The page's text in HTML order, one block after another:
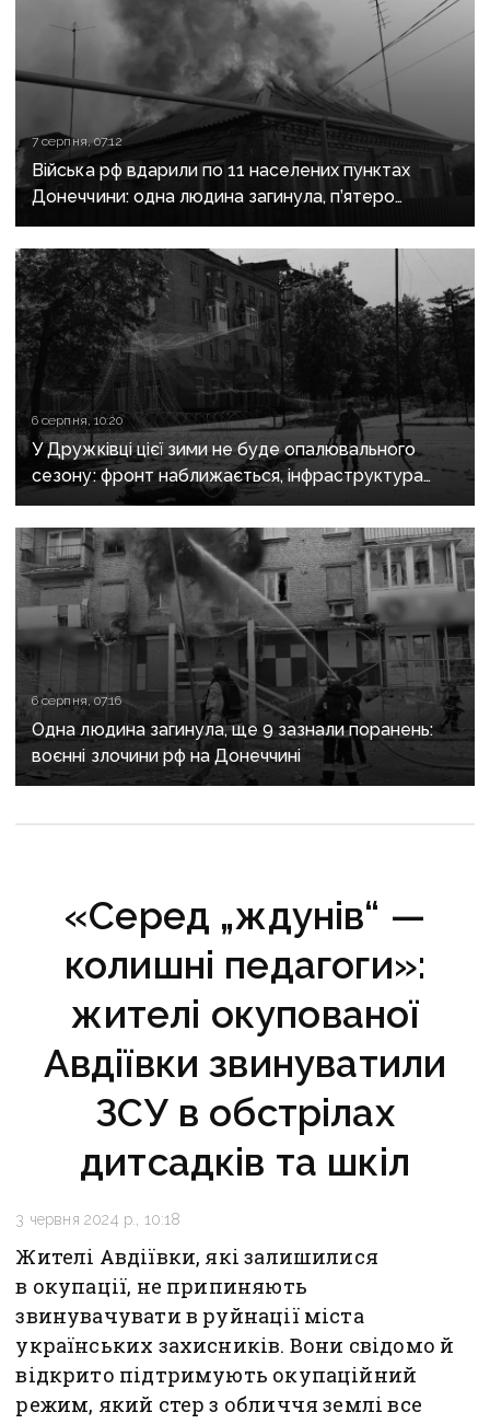
7 серпня, 07:12
Війська рф вдарили по 11 населених пунктах
Донеччини: одна людина загинула, п’ятеро
поранені
6 серпня, 10:20
У Дружківці цієї зими не буде опалювального
сезону: фронт наближається, інфраструктура
критично зруйнована
6 серпня, 07:16
Одна людина загинула, ще 9 зазнали поранень:
воєнні злочини рф на Донеччині
«Серед „ждунів“ —
колишні педагоги»:
жителі окупованої
Авдіївки звинуватили
ЗСУ в обстрілах
дитсадків та шкіл
3 червня 2024 р., 10:18
Жителі Авдіївки, які залишилися
в окупації, не припиняють
звинувачувати в руйнації міста
українських захисників. Вони свідомо й
відкрито підтримують окупаційний
режим, який стер з обличчя землі все